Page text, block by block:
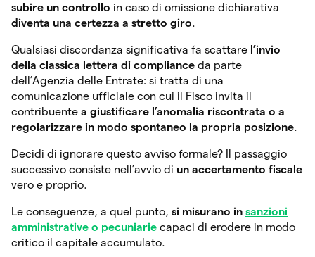
subire un controllo in caso di omissione dichiarativa
diventa una certezza a stretto giro.
Qualsiasi discordanza significativa fa scattare l’invio
della classica lettera di compliance da parte
dell’Agenzia delle Entrate: si tratta di una
comunicazione ufficiale con cui il Fisco invita il
contribuente a giustificare l’anomalia riscontrata o a
regolarizzare in modo spontaneo la propria posizione.
Decidi di ignorare questo avviso formale? Il passaggio
successivo consiste nell’avvio di un accertamento fiscale
vero e proprio.
Le conseguenze, a quel punto, si misurano in sanzioni
amministrative o pecuniarie capaci di erodere in modo
critico il capitale accumulato.